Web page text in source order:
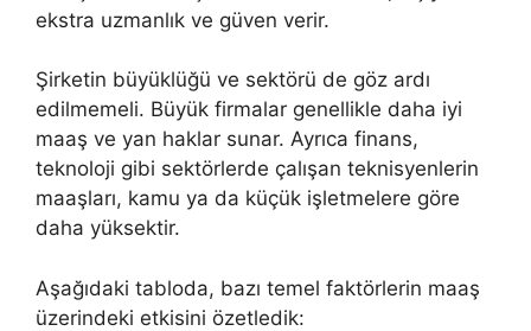
ekstra uzmanlık ve güven verir.
Şirketin büyüklüğü ve sektörü de göz ardı
edilmemeli. Büyük firmalar genellikle daha iyi
maaş ve yan haklar sunar. Ayrıca finans,
teknoloji gibi sektörlerde çalışan teknisyenlerin
maaşları, kamu ya da küçük işletmelere göre
daha yüksektir.
Aşağıdaki tabloda, bazı temel faktörlerin maaş
üzerindeki etkisini özetledik: